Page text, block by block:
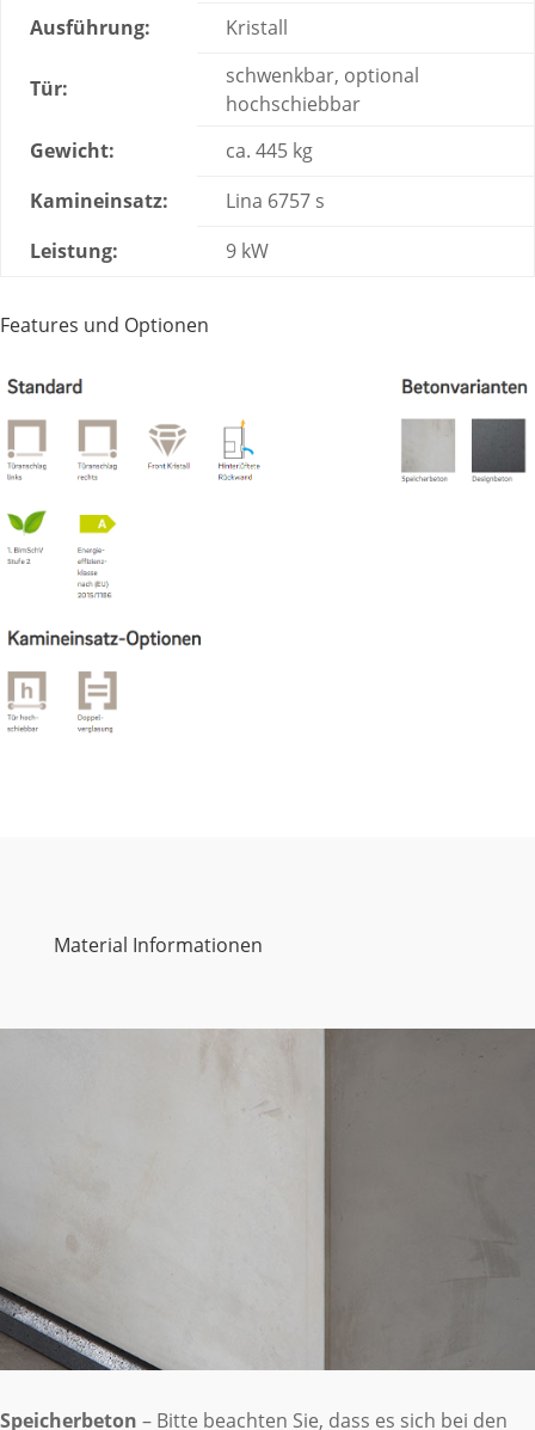
Ausführung:
Kristall
Tür:
schwenkbar, optional
hochschiebbar
Gewicht:
ca. 445 kg
Kamineinsatz:
Lina 6757 s
Leistung:
9 kW
Features und Optionen
Material Informationen
Speicherbeton – Bitte beachten Sie, dass es sich bei den